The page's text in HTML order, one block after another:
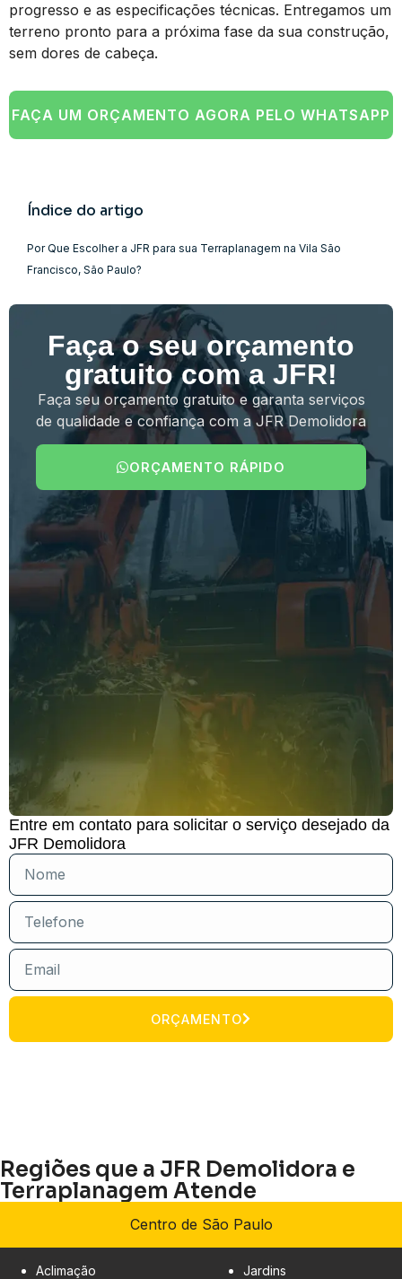
progresso e as especificações técnicas. Entregamos um
terreno pronto para a próxima fase da sua construção,
sem dores de cabeça.
FAÇA UM ORÇAMENTO AGORA PELO WHATSAPP
Índice do artigo
Por Que Escolher a JFR para sua Terraplanagem na Vila São
Francisco, São Paulo?
Faça o seu orçamento
gratuito com a JFR!
Faça seu orçamento gratuito e garanta serviços
de qualidade e confiança com a JFR Demolidora
ORÇAMENTO RÁPIDO
Entre em contato para solicitar o serviço desejado da
JFR Demolidora
ORÇAMENTO
Regiões que a JFR Demolidora e
Terraplanagem Atende
Centro de São Paulo
Aclimação
Jardins